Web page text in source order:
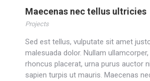
Maecenas nec tellus ultricies
Projects
Sed est tellus, vulputate sit amet
malesuada dolor. Nullam
rhoncus placerat, urna purus auctor
sapien turpis ut mauris. Maecenas